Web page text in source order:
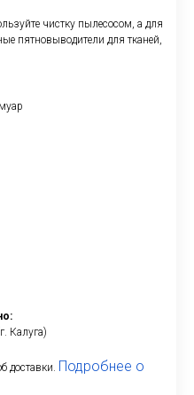
чистку пылесосом, а для
пятновыводители для тканей,
Калуга)
доставки. Подробнее о